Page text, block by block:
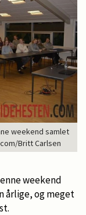
weekend samlet
Britt Carlsen
weekend
årlige, og meget